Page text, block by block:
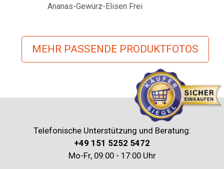
Ananas-Gewürz-Elisen Frei
MEHR PASSENDE PRODUKTFOTOS
Telefonische Unterstützung und Beratung:
+49 151 5252 5472
Mo-Fr, 09:00 - 17:00 Uhr